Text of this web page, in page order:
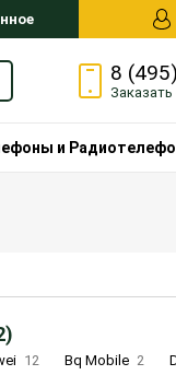
8
Заказать
и
12 Bq Mobile 2